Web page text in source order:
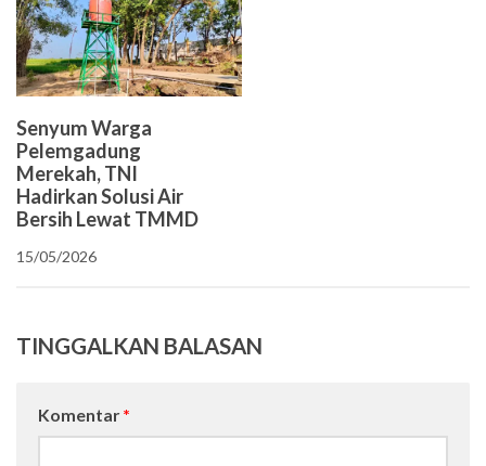
Senyum Warga
Pelemgadung
Merekah, TNI
Hadirkan Solusi Air
Bersih Lewat TMMD
15/05/2026
TINGGALKAN BALASAN
Komentar *